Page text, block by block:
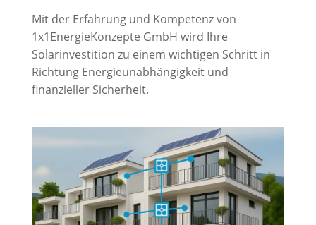
Mit der Erfahrung und Kompetenz von
1x1EnergieKonzepte GmbH wird Ihre
Solarinvestition zu einem wichtigen Schritt in
Richtung Energieunabhängigkeit und
finanzieller Sicherheit.